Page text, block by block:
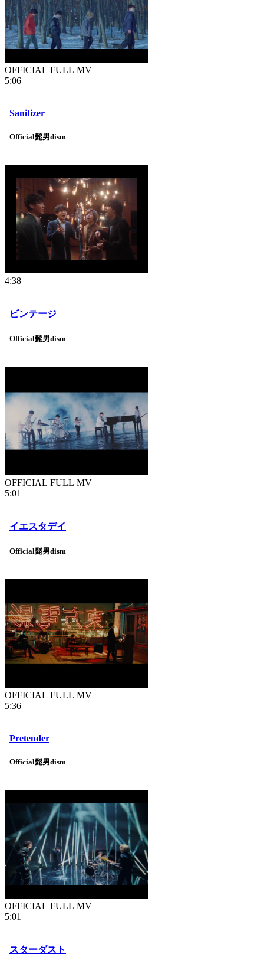
OFFICIAL FULL MV
5:06
Sanitizer
Official髭男dism
4:38
ビンテージ
Official髭男dism
OFFICIAL FULL MV
5:01
イエスタデイ
Official髭男dism
OFFICIAL FULL MV
5:36
Pretender
Official髭男dism
OFFICIAL FULL MV
5:01
スターダスト